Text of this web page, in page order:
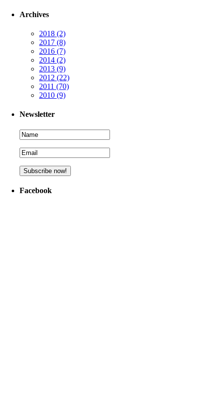
Archives
2018 (2)
2017 (8)
2016 (7)
2014 (2)
2013 (9)
2012 (22)
2011 (70)
2010 (9)
Newsletter
Facebook